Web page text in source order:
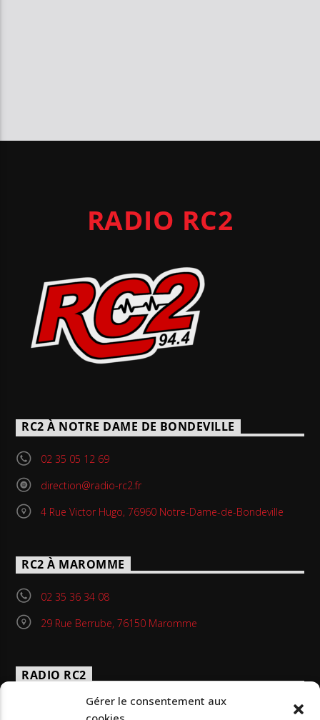
Gérer le consentement aux
RADIO RC2
RC2 À NOTRE DAME DE BONDEVILLE
02 35 05 12 69
direction@radio-rc2.fr
4 Rue Victor Hugo, 76960 Notre-Dame-de-Bondeville
RC2 À MAROMME
02 35 36 34 08
29 Rue Berrube, 76150 Maromme
RADIO RC2
Radio RC2 est une station de radio éducative située à